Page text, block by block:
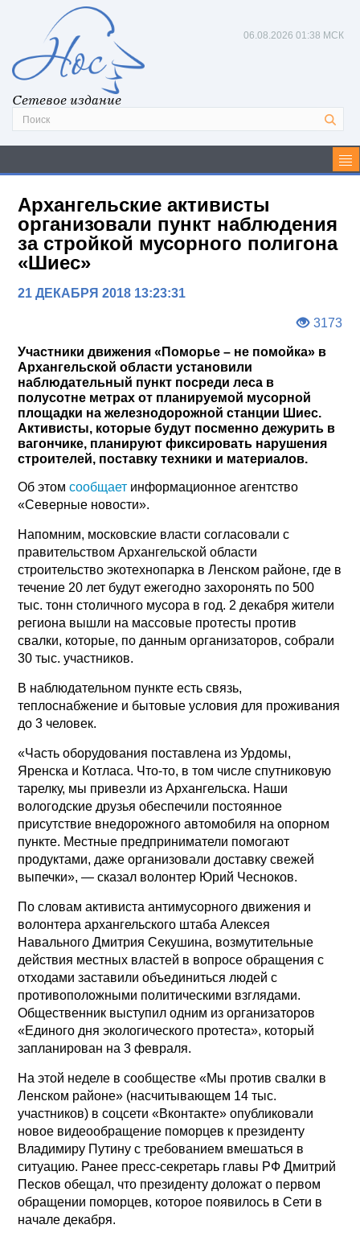
Сетевое издание
06.08.2026 01:38 МСК
Архангельские активисты
организовали пункт наблюдения
за стройкой мусорного полигона
«Шиес»
21 ДЕКАБРЯ 2018 13:23:31
3173
Участники движения «Поморье – не помойка» в
Архангельской области установили
наблюдательный пункт посреди леса в
полусотне метрах от планируемой мусорной
площадки на железнодорожной станции Шиес.
Активисты, которые будут посменно дежурить в
вагончике, планируют фиксировать нарушения
строителей, поставку техники и материалов.
Об этомсообщает информационное агентство
«Северные новости».
Напомним, московские власти согласовали с
правительством Архангельской области
строительство экотехнопарка в Ленском районе, где в
течение 20 лет будут ежегодно захоронять по 500
тыс. тонн столичного мусора в год. 2 декабря жители
региона вышли на массовые протесты против
свалки, которые, по данным организаторов, собрали
30 тыс. участников.
В наблюдательном пункте есть связь,
теплоснабжение и бытовые условия для проживания
до 3 человек.
«Часть оборудования поставлена из Урдомы,
Яренска и Котласа. Что-то, в том числе спутниковую
тарелку, мы привезли из Архангельска. Наши
вологодские друзья обеспечили постоянное
присутствие внедорожного автомобиля на опорном
пункте. Местные предприниматели помогают
продуктами, даже организовали доставку свежей
выпечки», — сказал волонтер Юрий Чесноков.
По словам активиста антимусорного движения и
волонтера архангельского штаба Алексея
Навального Дмитрия Секушина, возмутительные
действия местных властей в вопросе обращения с
отходами заставили объединиться людей с
противоположными политическими взглядами.
Общественник выступил одним из организаторов
«Единого дня экологического протеста», который
запланирован на 3 февраля.
На этой неделе в сообществе «Мы против свалки в
Ленском районе» (насчитывающем 14 тыс.
участников) в соцсети «Вконтакте» опубликовали
новое видеообращение поморцев к президенту
Владимиру Путину с требованием вмешаться в
ситуацию. Ранее пресс-секретарь главы РФ Дмитрий
Песков обещал, что президенту доложат о первом
обращении поморцев, которое появилось в Сети в
начале декабря.